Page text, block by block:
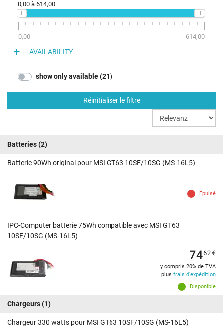
0,00 à 614,00
0,00 614,00
AVAILABILITY
show only available (21)
Réinitialiser le filtre
Batteries(2)
Batterie 90Wh original pour MSI GT63 10SF/10SG (MS-16L5)
Épuisé
IPC-Computer batterie 75Wh compatible avec MSI GT63
10SF/10SG (MS-16L5)
Disponible
7462€
y compris 20% de TVA
plus frais d'expédition
Chargeurs(1)
Chargeur 330 watts pour MSI GT63 10SF/10SG (MS-16L5)